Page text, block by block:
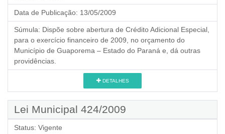
Data de Publicação: 13/05/2009
Súmula: Dispõe sobre abertura de Crédito Adicional Especial,
para o exercício financeiro de 2009, no orçamento do
Município de Guaporema – Estado do Paraná e, dá outras
providências.
DETALHES
Lei Municipal 424/2009
Status: Vigente